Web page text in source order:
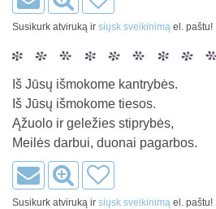
Susikurk atviruką ir siųsk sveikinimą el. paštu!
Iš Jūsų išmokome kantrybės.
Iš Jūsų išmokome tiesos.
Ąžuolo ir geležies stiprybės,
Meilės darbui, duonai pagarbos.
Susikurk atviruką ir siųsk sveikinimą el. paštu!